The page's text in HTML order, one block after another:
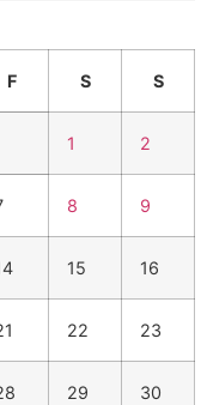
F S S
1 2
8 9
15 16
22 23
29 30